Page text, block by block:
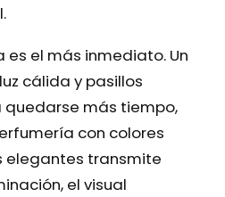
es el más inmediato. Un
cálida y pasillos
más tiempo,
con colores
elegantes transmite
el visual